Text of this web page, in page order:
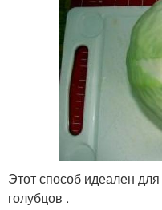
Этот способ идеален
голубцов .